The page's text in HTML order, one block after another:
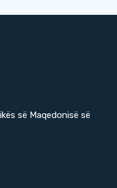
së Maqedonisë së